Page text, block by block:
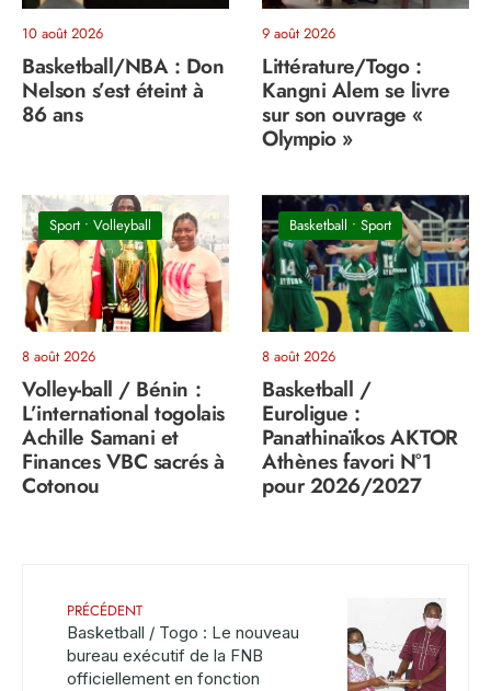
10 août 2026
Basketball/NBA : Don
Nelson s’est éteint à
86 ans
9 août 2026
Littérature/Togo :
Kangni Alem se livre
sur son ouvrage «
Olympio »
Sport • Volleyball
8 août 2026
Volley-ball / Bénin :
L’international togolais
Achille Samani et
Finances VBC sacrés à
Cotonou
Basketball • Sport
8 août 2026
Basketball /
Euroligue :
Panathinaïkos AKTOR
Athènes favori N°1
pour 2026/2027
PRÉCÉDENT
Basketball / Togo : Le nouveau
bureau exécutif de la FNB
officiellement en fonction